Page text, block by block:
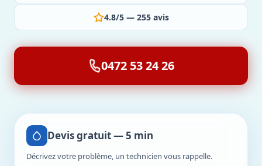
4.8/5 — 255 avis
0472 53 24 26
Devis gratuit — 5 min
Décrivez votre problème, un technicien vous rappelle.